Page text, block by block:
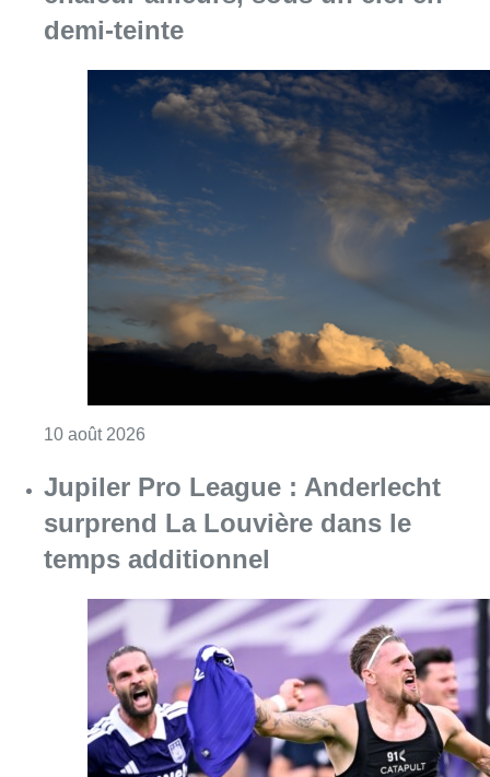
Consulter l'article "Météo : fraîcheur à la
Jupiler Pro League : Anderlecht
surprend La Louvière dans le
temps additionnel
10 août 2026Consulter l'article "Jupiler Pro League :
Chaleur : 95% des maisons de
repos et hôpitaux doivent être